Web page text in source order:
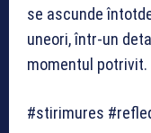
se ascunde
uneori, într-un
momentul potrivit.
#stirimures